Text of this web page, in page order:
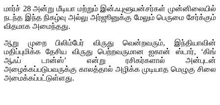
மார்ச் 28 அன்று மீடியா மற்றும் இன்ஃபுளூயன்சர்கள் முன்னிலையில்
நடந்த இந்த நிகழ்வு அல்லு அர்ஜூனுக்கு மேலும் பெருமை சேர்க்கும்
விதமாக அமைந்தது.
ஆறு முறை பிலிம்பேர் விருது வென்றவரும், இந்தியாவின்
மதிப்புமிக்க தேசிய விருது பெற்றவருமான ஐகான் ஸ்டார், ‘கிங்
ஆஃப் டான்ஸ்’ என்று ரசிகர்களால் அன்புடன்
அழைக்கப்படுபவருக்கு காலத்தால் அழிக்க முடியாத மெழுகு சிலை
அமைக்கப்பட்டுள்ளது.